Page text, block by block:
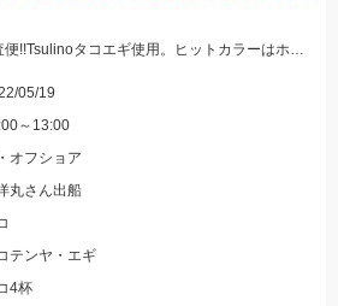
一色漁港出船【満洋丸】調査便!!Tsulinoタコエギ使用。ヒットカラーはホワイト・レッド
05/19
～13:00
オフショア
丸さん出船
テンヤ・エギ
4杯